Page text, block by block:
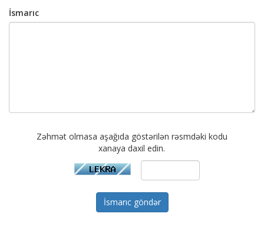
İsmarıc
Zəhmət olmasa aşağıda göstərilən rəsmdəki kodu
xanaya daxil edin.
İsmarıc göndər